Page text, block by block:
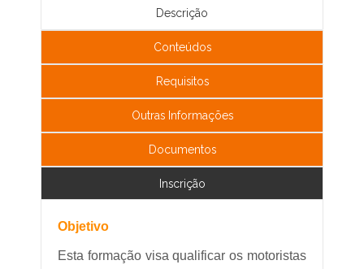
Descrição
Conteúdos
Requisitos
Outras Informações
Documentos
Inscrição
Objetivo
Esta formação visa qualificar os motoristas